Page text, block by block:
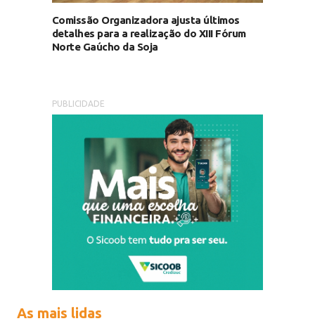
Comissão Organizadora ajusta últimos
detalhes para a realização do XIII Fórum
Norte Gaúcho da Soja
PUBLICIDADE
As mais lidas